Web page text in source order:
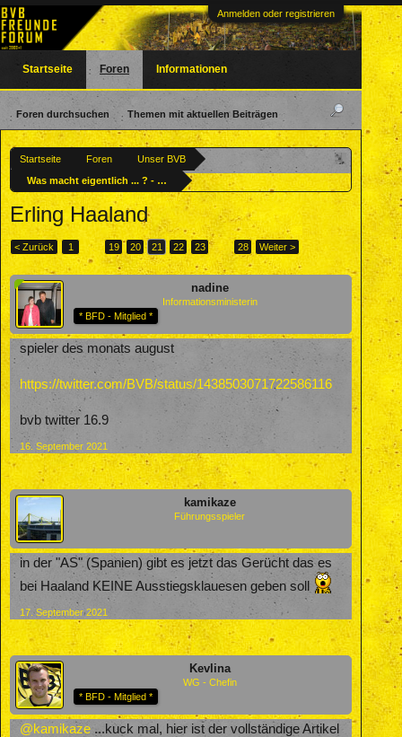
Anmelden oder registrieren
Startseite Foren
Unser BVB
Was macht eigentlich ... ? - Ehemalige BVBler
Erling Haaland
< Zurück 1 ← 19 20 21 22 23 → 28 Weiter >
nadine
Informationsministerin
* BFD - Mitglied *
spieler des monats august
https://twitter.com/BVB/status/1438503071722586116
bvb twitter 16.9
16. September 2021
kamikaze
Führungsspieler
in der "AS" (Spanien) gibt es jetzt das Gerücht das es
bei Haaland KEINE Ausstiegsklauesen geben soll
17. September 2021
Kevlina
WG - Chefin
* BFD - Mitglied *
@kamikaze ...kuck mal, hier ist der vollständige Artikel
Startseite Foren
Foren durchsuchen Themen mit aktuellen Beiträgen
Informationen